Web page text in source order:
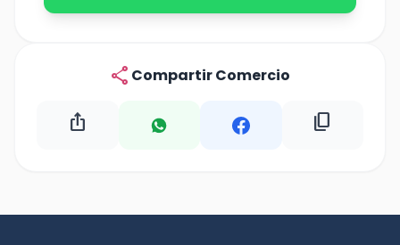
share Compartir Comercio
ios_share content_copy